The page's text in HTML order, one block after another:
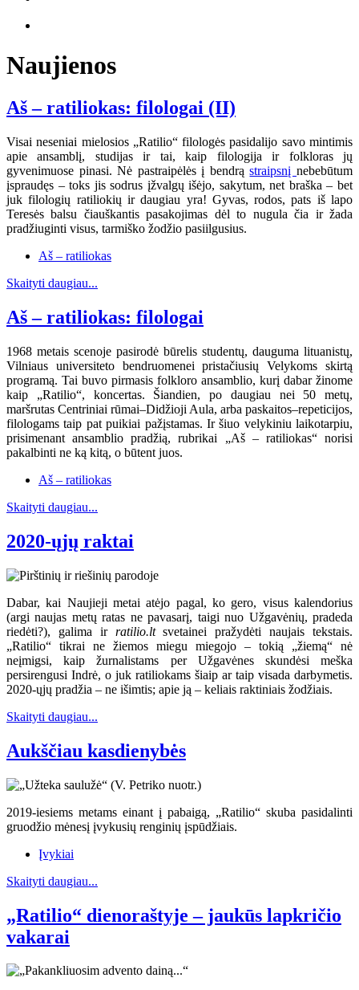
Naujienos
Aš – ratiliokas: filologai (II)
Visai neseniai mielosios „Ratilio“ filologės pasidalijo savo mintimis
apie ansamblį, studijas ir tai, kaip filologija ir folkloras jų
gyvenimuose pinasi. Nė pastraipėlės į bendrąstraipsnįnebebūtum
įspraudęs – toks jis sodrus įžvalgų išėjo, sakytum, net braška – bet
juk filologių ratiliokių ir daugiau yra! Gyvas, rodos, pats iš lapo
Teresės balsu čiauškantis pasakojimas dėl to nugula čia ir žada
pradžiuginti visus, tarmiško žodžio pasiilgusius.
Aš – ratiliokas
Skaityti daugiau...
Aš – ratiliokas: filologai
1968 metais scenoje pasirodė būrelis studentų, dauguma lituanistų,
Vilniaus universiteto bendruomenei pristačiusių Velykoms skirtą
programą. Tai buvo pirmasis folkloro ansamblio, kurį dabar žinome
kaip „Ratilio“, koncertas. Šiandien, po daugiau nei 50 metų,
maršrutas Centriniai rūmai–Didžioji Aula, arba paskaitos–repeticijos,
filologams taip pat puikiai pažįstamas. Ir šiuo velykiniu laikotarpiu,
prisimenant ansamblio pradžią, rubrikai „Aš – ratiliokas“ norisi
pakalbinti ne ką kitą, o būtent juos.
Aš – ratiliokas
Skaityti daugiau...
2020-ųjų raktai
Dabar, kai Naujieji metai atėjo pagal, ko gero, visus kalendorius
(argi naujas metų ratas ne pavasarį, taigi nuo Užgavėnių, pradeda
riedėti?), galima ir ratilio.ltsvetainei pražydėti naujais tekstais.
„Ratilio“ tikrai ne žiemos miegu miegojo – tokią „žiemą“ nė
neįmigsi, kaip žurnalistams per Užgavėnes skundėsi meška
persirengusi Indrė, o juk ratiliokams šiaip ar taip visada darbymetis.
2020-ųjų pradžia – ne išimtis; apie ją – keliais raktiniais žodžiais.
Skaityti daugiau...
Aukščiau kasdienybės
2019-iesiems metams einant į pabaigą, „Ratilio“ skuba pasidalinti
gruodžio mėnesį įvykusių renginių įspūdžiais.
Įvykiai
Skaityti daugiau...
„Ratilio“ dienoraštyje – jaukūs lapkričio
vakarai